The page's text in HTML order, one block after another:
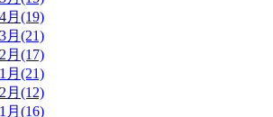
月(19)
月(21)
月(17)
月(21)
月(12)
月(16)